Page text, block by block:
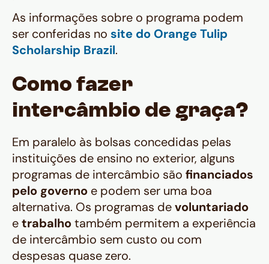
As informações sobre o programa podem
ser conferidas no site do Orange Tulip
Scholarship Brazil.
Como fazer
intercâmbio de graça?
Em paralelo às bolsas concedidas pelas
instituições de ensino no exterior, alguns
programas de intercâmbio são financiados
pelo governo e podem ser uma boa
alternativa. Os programas devoluntariado
etrabalhotambém permitem a experiência
de intercâmbio sem custo ou com
despesas quase zero.